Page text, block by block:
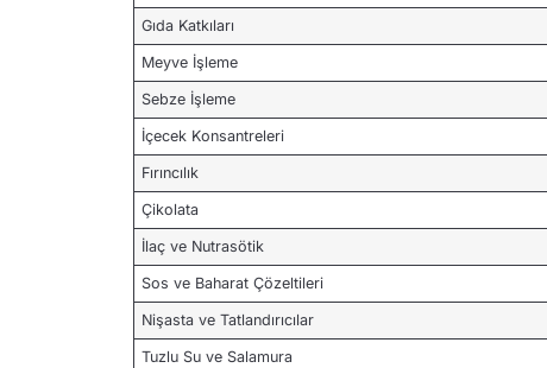
Gıda Katkıları
Meyve İşleme
Sebze İşleme
İçecek Konsantreleri
Fırıncılık
Çikolata
İlaç ve Nutrasötik
Sos ve Baharat Çözeltileri
Nişasta ve Tatlandırıcılar
Tuzlu Su ve Salamura